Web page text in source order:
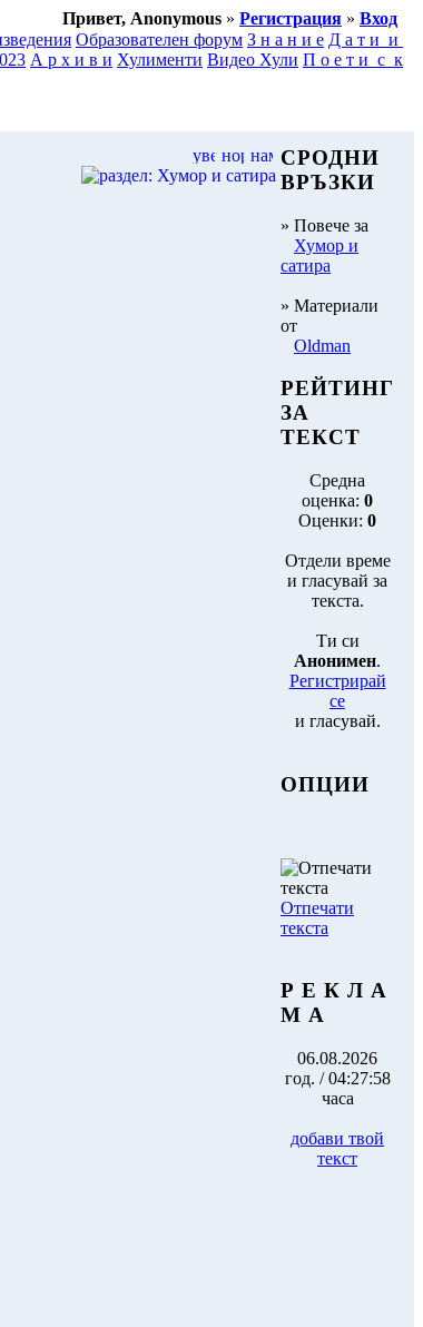
Привет, Anonymous » Регистрация » Вход
Образователен форум З н а н и е Д а т и и
А р х и в и Хулименти Видео Хули П о е т и с к
СРОДНИ
ВРЪЗКИ
» Повече за
Хумор и
сатира
» Материали
от
Oldman
РЕЙТИНГ
ЗА
ТЕКСТ
Средна
оценка: 0
Оценки: 0
Отдели време
и гласувай за
текста.
Ти си
Анонимен.
Регистрирай
се
и гласувай.
ОПЦИИ
Отпечати
текста
Р Е К Л А
М А
06.08.2026
год. / 04:27:58
часа
добави твой
текст